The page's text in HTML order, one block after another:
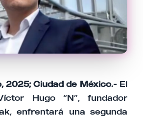
2025; Ciudad de México.-El
Hugo “N”, fundador
enfrentará una segunda
Enviar comentario